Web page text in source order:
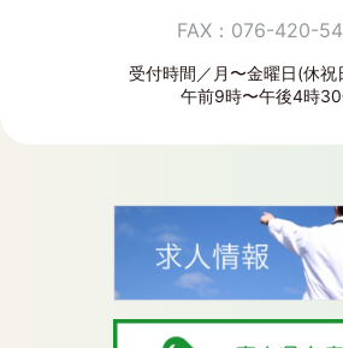
FAX：076-420-
受付時間／月〜金曜日(休祝
午前9時〜午後4時